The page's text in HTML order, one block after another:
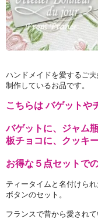
ハンドメイドを愛するご
制作しているお品です。
こちらは バゲットや
バゲットに、ジャム
板チョコに、クッキー
お得な５点セットで
ティータイムと名付けられ
ボタンのセット。
フランスで昔から愛されて